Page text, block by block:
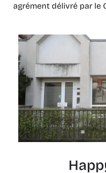
agrément délivré par le